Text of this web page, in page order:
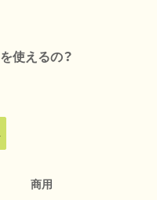
使えるの？
商用